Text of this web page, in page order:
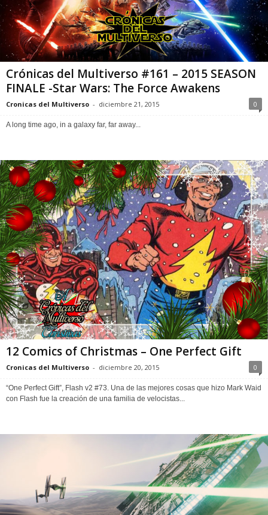
Crónicas del Multiverso #161 – 2015 SEASON
FINALE -Star Wars: The Force Awakens
Cronicas del Multiverso - diciembre 21, 2015 0
A long time ago, in a galaxy far, far away...
12 Comics of Christmas – One Perfect Gift
Cronicas del Multiverso - diciembre 20, 2015 0
“One Perfect Gift”, Flash v2 #73. Una de las mejores cosas que hizo Mark Waid
con Flash fue la creación de una familia de velocistas...